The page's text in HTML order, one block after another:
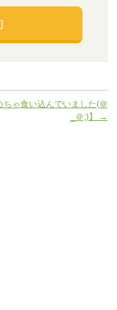
ちゃ食い込んでいました(＠
_＠;)】
→